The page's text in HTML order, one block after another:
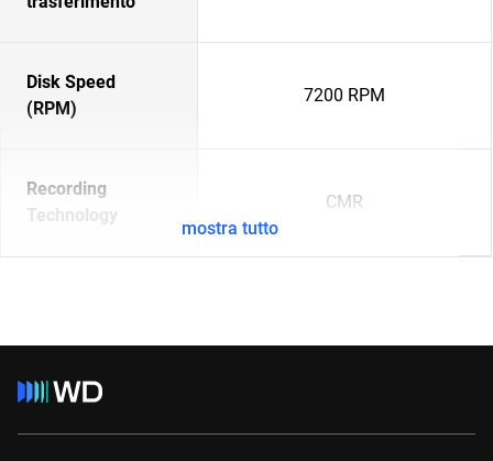
Disk Speed
(RPM)
7200 RPM
Recording
Technology
CMR
mostra tutto